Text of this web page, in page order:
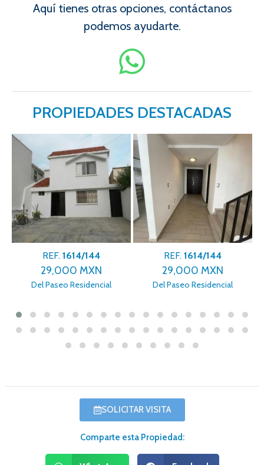
Aquí tienes otras opciones, contáctanos
podemos ayudarte.
PROPIEDADES DESTACADAS
REF.
29,000 MXN
Del Paseo Residencial
REF.
26,000
Del Paseo
SOLICITAR VISITA
Comparte esta Propiedad: